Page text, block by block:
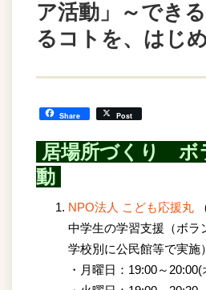
ア活動」～でき
るコトを、はじ
Share Post
居場所づくり ボ
動
NPO法人 こども応援丸
中学生の学習支援（ボラ
学校別に公民館等で実施）
・月曜日：19:00～20:00(